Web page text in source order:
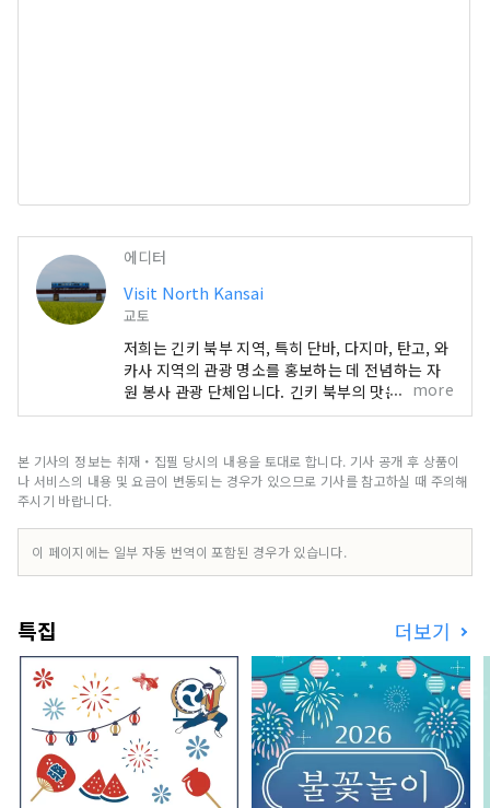
에디터
Visit North Kansai
교토
저희는 긴키 북부 지역, 특히 단바, 다지마, 탄고, 와
카사 지역의 관광 명소를 홍보하는 데 전념하는 자
원 봉사 관광 단체입니다. 긴키 북부의 맛은 겨울철
대표 해산물인 게에만 국한되지 않습니다. 굴, 방어,
다채로운 식재료를 자랑합니다. 산간 지역 특산물인
단바 밤과 단바 검은콩, 그리고 여름철 과일인 모래
광활한 킨키 북부 지역을 여러 번 방문하고 기차 여
행을 즐길 수 있도록 정보를 공유할 수 있다면 기쁠
more
본 기사의 정보는 취재・집필 당시의 내용을 토대로 합니다. 기사 공개 후 상품이
나 서비스의 내용 및 요금이 변동되는 경우가 있으므로 기사를 참고하실 때 주의해
주시기 바랍니다.
이 페이지에는 일부 자동 번역이 포함된 경우가 있습니다.
특집 더보기